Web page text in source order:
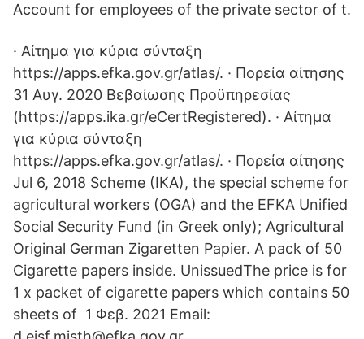
Account for employees of the private sector of t.
· Αίτημα για κύρια σύνταξη
https://apps.efka.gov.gr/atlas/. · Πορεία αίτησης
31 Αυγ. 2020 Βεβαίωσης Προϋπηρεσίας
(https://apps.ika.gr/eCertRegistered). · Αίτημα
για κύρια σύνταξη
https://apps.efka.gov.gr/atlas/. · Πορεία αίτησης
Jul 6, 2018 Scheme (IKA), the special scheme for
agricultural workers (OGA) and the EFKA Unified
Social Security Fund (in Greek only); Agricultural
Original German Zigaretten Papier. A pack of 50
Cigarette papers inside. UnissuedThe price is for
1 x packet of cigarette papers which contains 50
sheets of 1 Φεβ. 2021 Email: